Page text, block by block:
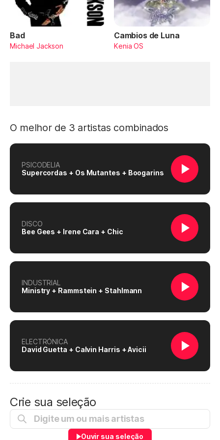
Bad
Michael Jackson
Cambios de Luna
Kenia OS
O melhor de 3 artistas combinados
PSICODELIA
Supercordas + Os Mutantes + Boogarins
DISCO
Bee Gees + Irene Cara + Chic
INDUSTRIAL
Ministry + Rammstein + Stahlmann
ELECTRÓNICA
David Guetta + Calvin Harris + Avicii
Crie sua seleção
Ouvir sua seleção